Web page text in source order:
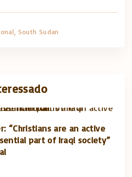
South Sudan
“Christians are an active
part of Iraqi society”